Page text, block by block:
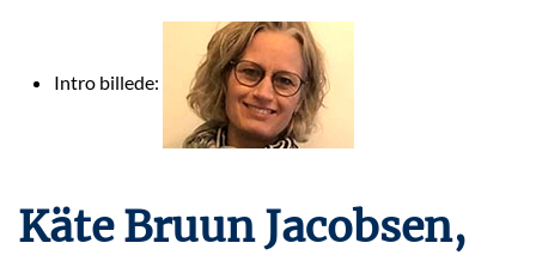
Intro billede:
Käte Bruun Jacobsen,